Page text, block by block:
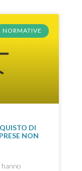
NORMATIVE
DI
NON
hanno